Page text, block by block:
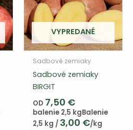
stránke
produktu
VYPREDANÉ
Sadbové zemiaky
Sadbové zemiaky
BIRGIT
OD 7,50 €
balenie 2,5 kgBalenie
2,5 kg / 3,00 €/kg